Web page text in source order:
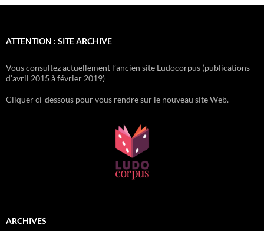
ATTENTION : SITE ARCHIVE
Vous consultez actuellement l’ancien site Ludocorpus (publications
d’avril 2015 à février 2019)
Cliquer ci-dessous pour vous rendre sur le nouveau site Web.
ARCHIVES